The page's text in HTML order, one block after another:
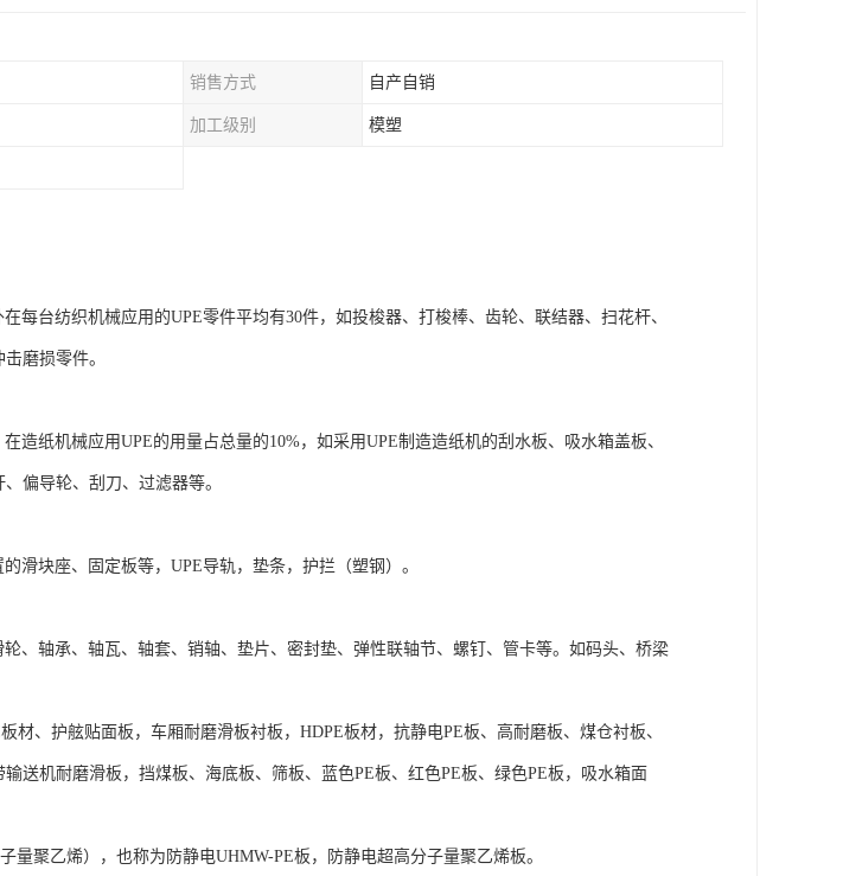
销售方式 自产自销
加工级别 模塑
每台纺织机械应用的UPE零件平均有30件，如投梭器、打梭棒、齿轮、联结器、扫花杆、
磨损零件。
造纸机械应用UPE的用量占总量的10%，如采用UPE制造造纸机的刮水板、吸水箱盖板、
偏导轮、刮刀、过滤器等。
滑块座、固定板等，UPE导轨，垫条，护拦（塑钢）。
、轴承、轴瓦、轴套、销轴、垫片、密封垫、弹性联轴节、螺钉、管卡等。如码头、桥梁
材、护舷贴面板，车厢耐磨滑板衬板，HDPE板材，抗静电PE板、高耐磨板、煤仓衬板、
送机耐磨滑板，挡煤板、海底板、筛板、蓝色PE板、红色PE板、绿色PE板，吸水箱面
量聚乙烯），也称为防静电UHMW-PE板，防静电超高分子量聚乙烯板。